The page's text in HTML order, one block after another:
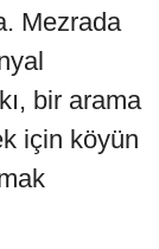
Mezrada
bir arama
için köyün